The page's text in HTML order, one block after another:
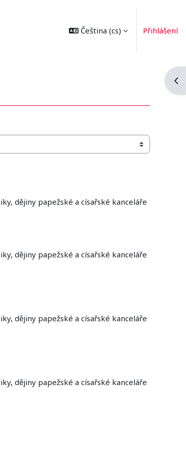
Čeština ‎(cs)‎ Přihlášení
dějiny papežské a císařské kanceláře
dějiny papežské a císařské kanceláře
dějiny papežské a císařské kanceláře
dějiny papežské a císařské kanceláře